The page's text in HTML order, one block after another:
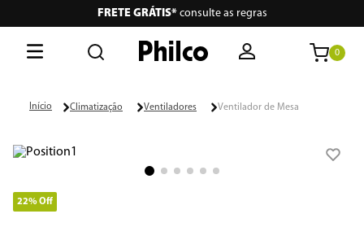
5% de desconto no Pix
0
Climatização Ventiladores Ventilador de Mesa
22%Off
2º philco